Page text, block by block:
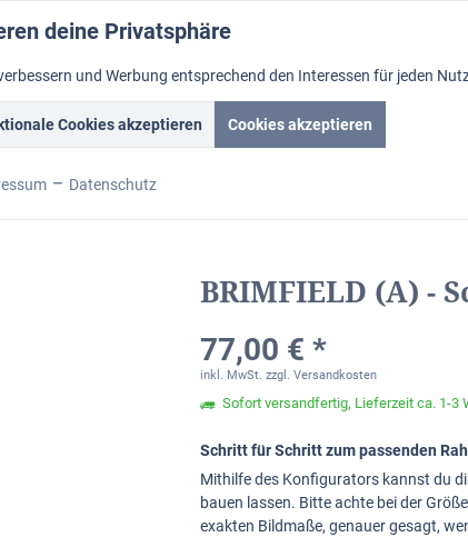
Fotorahmen Aluminiumrahmen
BRIMFIELD (A) -
77,00 € *
inkl. MwSt. zzgl. Versandkosten
Sofort versandfertig, Lieferzeit ca. 1-3
Schritt für Schritt zum passenden
Mithilfe des Konfigurators kannst du
bauen lassen. Bitte achte bei der
exakten Bildmaße, genauer gesagt,
deine Privatsphäre
und Werbung entsprechend den Interessen für jeden
Cookies akzeptieren Cookies akzeptieren
Datenschutz